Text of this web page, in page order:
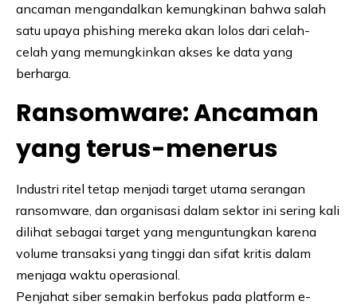
ancaman mengandalkan kemungkinan bahwa salah
satu upaya phishing mereka akan lolos dari celah-
celah yang memungkinkan akses ke data yang
berharga.
Ransomware: Ancaman
yang terus-menerus
Industri ritel tetap menjadi target utama serangan
ransomware, dan organisasi dalam sektor ini sering kali
dilihat sebagai target yang menguntungkan karena
volume transaksi yang tinggi dan sifat kritis dalam
menjaga waktu operasional.
Penjahat siber semakin berfokus pada platform e-